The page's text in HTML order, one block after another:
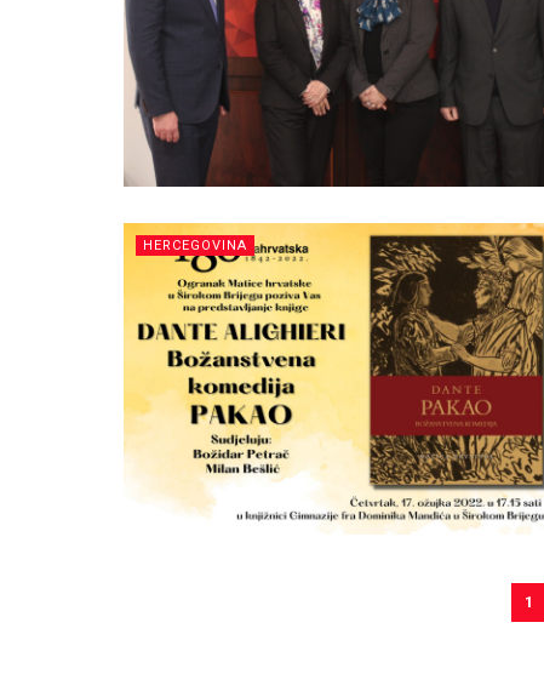
HERCEGOVINA
1